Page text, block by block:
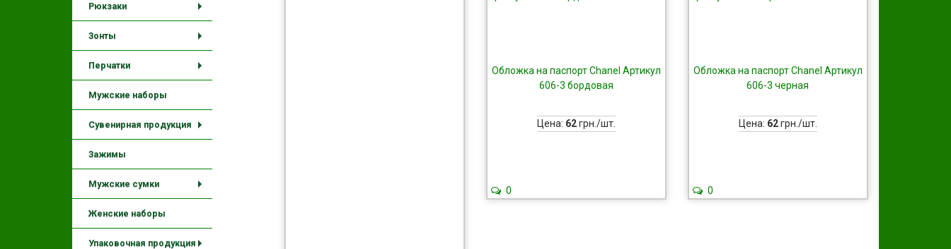
Рюкзаки
Зонты
Перчатки
Мужские наборы
Сувенирная продукция
Зажимы
Мужские сумки
Женские наборы
Упаковочная продукция
Обложка на паспорт Chanel Артикул
606-3 бордовая
Цена: 62грн./шт.
0
Обложка на паспорт Chanel Артикул
606-3 черная
Цена: 62грн./шт.
0